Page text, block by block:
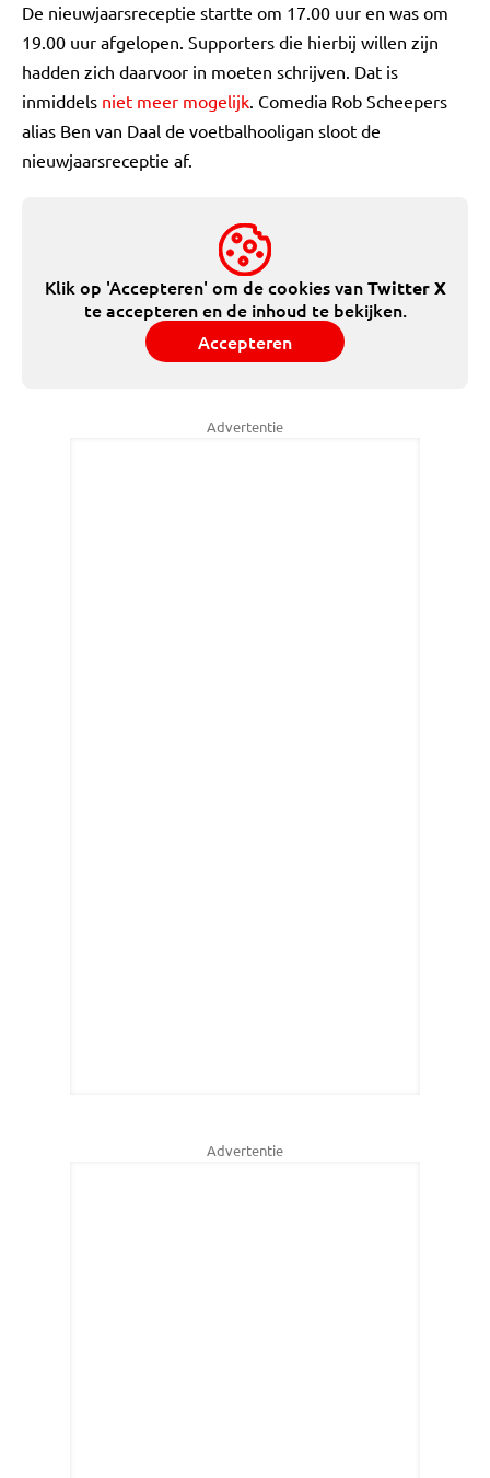
De nieuwjaarsreceptie startte om 17.00 uur en was om
19.00 uur afgelopen. Supporters die hierbij willen zijn
hadden zich daarvoor in moeten schrijven. Dat is
inmiddels niet meer mogelijk. Comedia Rob Scheepers
alias Ben van Daal de voetbalhooligan sloot de
nieuwjaarsreceptie af.
Klik op 'Accepteren' om de cookies vanTwitter X
te accepteren en de inhoud te bekijken.
Accepteren
Advertentie
Advertentie